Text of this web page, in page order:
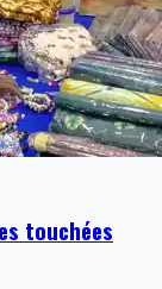
touchées